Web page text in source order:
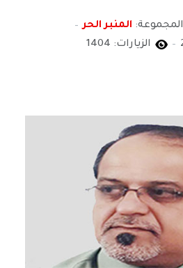
المجموعة: المنبر الحر
الزيارات: 1404